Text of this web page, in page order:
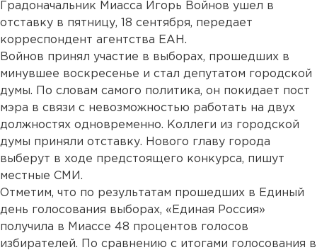
Градоначальник Миасса Игорь Войнов ушел в
отставку в пятницу, 18 сентября, передает
корреспондент агентства ЕАН.
Войнов принял участие в выборах, прошедших в
минувшее воскресенье и стал депутатом городской
думы. По словам самого политика, он покидает пост
мэра в связи с невозможностью работать на двух
должностях одновременно. Коллеги из городской
думы приняли отставку. Нового главу города
выберут в ходе предстоящего конкурса, пишут
местные СМИ.
Отметим, что по результатам прошедших в Единый
день голосования выборах, «Единая Россия»
получила в Миассе 48 процентов голосов
избирателей. По сравнению с итогами голосования в